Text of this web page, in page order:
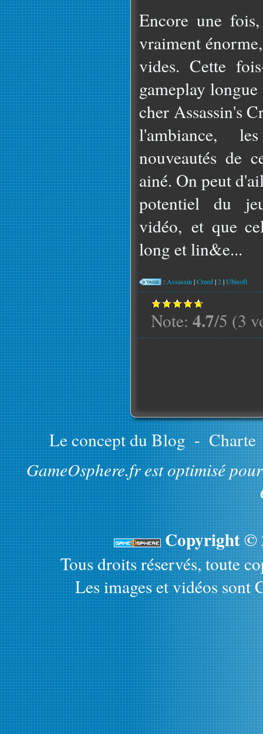
Encore une
vraiment
vides. Cette
gameplay
cher Assassin's
l'ambiance,
nouveautés de
ainé. On peut
potentiel du
vidéo, et que
long et lin&e...
: Assassin |Creed|2|Ubisoft
Note: 4.7/5 (3
Le concept du Blog - Charte
GameOsphere.fr est optimisé
Copyright ©
Tous droits réservés, toute
Les images et vidéos